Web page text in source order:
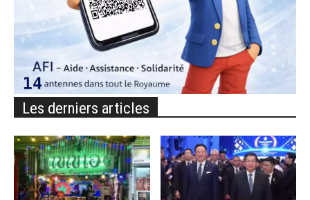
Les derniers articles